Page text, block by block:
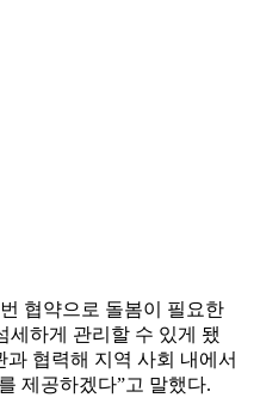
협약으로 돌봄이 필요한
세하게 관리할 수 있게 됐
협력해 지역 사회 내에서
제공하겠다”고 말했다.